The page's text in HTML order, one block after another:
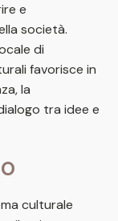
e
società.
di
favorisce in
la
tra idee e
culturale